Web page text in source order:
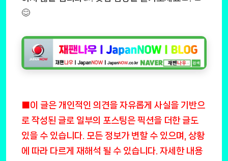
😊
■이 글은 개인적인 의견을 자유롭게 사실을 기반으
로 작성된 글로 일부의 포스팅은 픽션을 더한 글도
있을 수 있습니다. 모든 정보가 변할 수 있으며, 상황
에 따라 다르게 재해석 될 수 있습니다. 자세한 내용